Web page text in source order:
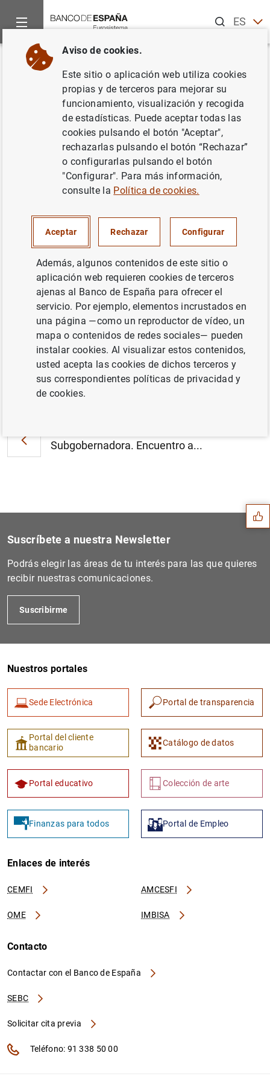
ESEN
Inicio Noticias y eventos
Volver
D.G. Economía y Estadística.
Comisión de Trabajo del
Consejo Económico y Social.
"Memoria socioeconómica y
laboral de España"
D.G. Economía y Estadística. Comisión de
Trabajo del Consejo Económico y Social.
"Memoria socioeconómica y laboral de
España" (2MB)
Subgobernadora. Encuentro a...
Siguiente
D.G. Conducta Financiera y...
Sugerencias
1 2
Suscríbete a nuestra Newsletter
Podrás elegir las áreas de tu interés para las que quieres
recibir nuestras comunicaciones.
Suscribirme
Nuestros portales
Sede Electrónica Portal de transparencia
Portal del cliente
bancario
Catálogo de datos
Portal educativo Colección de arte
Finanzas para todos Portal de Empleo
Enlaces de interés
CEMFI AMCESFI
OME IMBISA
Contacto
Contactar con el Banco de España
SEBC
Solicitar cita previa
Teléfono: 91 338 50 00
Aviso de cookies.
Este sitio o aplicación web utiliza cookies
propias y de terceros para mejorar su
funcionamiento, visualización y recogida
de estadísticas. Puede aceptar todas las
cookies pulsando el botón "Aceptar",
rechazarlas pulsando el botón “Rechazar”
o configurarlas pulsando el botón
"Configurar". Para más información,
consulte la Política de cookies.
Aceptar Rechazar Configurar
Además, algunos contenidos de este sitio o
aplicación web requieren cookies de terceros
ajenas al Banco de España para ofrecer el
servicio. Por ejemplo, elementos incrustados en
una página —como un reproductor de vídeo, un
mapa o contenidos de redes sociales— pueden
instalar cookies. Al visualizar estos contenidos,
usted acepta las cookies de dichos terceros y
sus correspondientes políticas de privacidad y
de cookies.